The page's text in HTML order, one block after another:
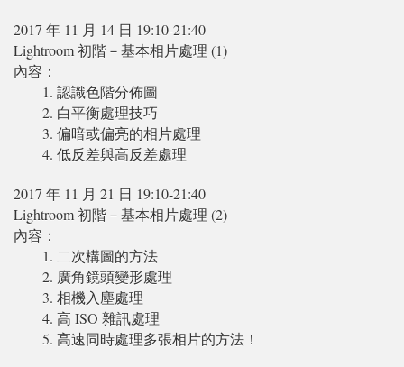
2017 年 11 月 14 日 19:10-21:40
Lightroom 初階－基本相片處理 (1)
內容：
1. 認識色階分佈圖
2. 白平衡處理技巧
3. 偏暗或偏亮的相片處理
4. 低反差與高反差處理
2017 年 11 月 21 日 19:10-21:40
Lightroom 初階－基本相片處理 (2)
內容：
1. 二次構圖的方法
2. 廣角鏡頭變形處理
3. 相機入塵處理
4. 高 ISO 雜訊處理
5. 高速同時處理多張相片的方法！